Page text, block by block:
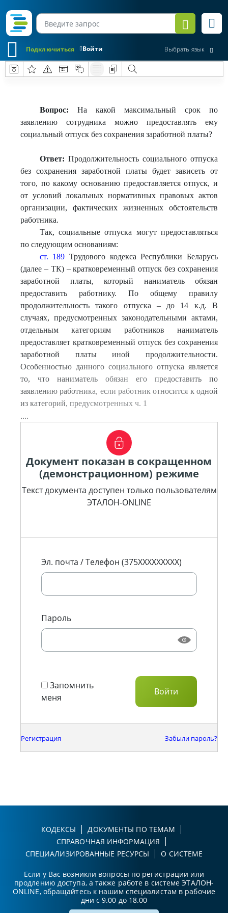
Войти
Подключиться Выбрать язык
Вопрос: На какой максимальный срок по
заявлению сотрудника можно предоставлять ему
социальный отпуск без сохранения заработной платы?
Ответ: Продолжительность социального отпуска
без сохранения заработной платы будет зависеть от
того, по какому основанию предоставляется отпуск, и
от условий локальных нормативных правовых актов
организации, фактических жизненных обстоятельств
работника.
Так, социальные отпуска могут предоставляться
по следующим основаниям:
ст. 189 Трудового кодекса Республики Беларусь
(далее – ТК) – кратковременный отпуск без сохранения
заработной платы, который наниматель обязан
предоставить работнику. По общему правилу
продолжительность такого отпуска – до 14 к.д. В
случаях, предусмотренных законодательными актами,
отдельным категориям работников наниматель
предоставляет кратковременный отпуск без сохранения
заработной платы иной продолжительности.
Особенностью данного социального отпуска является
то, что наниматель обязан его предоставить по
заявлению работника, если работник относится к одной
из категорий, предусмотренных ч. 1
....
Документ показан в сокращенном
(демонстрационном) режиме
Текст документа доступен только пользователям
ЭТАЛОН-ONLINE
Эл. почта / Телефон (375XXXXXXXXX)
Пароль
Запомнить
меня
Регистрация Забыли пароль?
КОДЕКСЫ
ДОКУМЕНТЫ ПО ТЕМАМ
СПРАВОЧНАЯ ИНФОРМАЦИЯ
СПЕЦИАЛИЗИРОВАННЫЕ РЕСУРСЫ
О СИСТЕМЕ
Если у Вас возникли вопросы по регистрации или
продлению доступа, а также работе в системе ЭТАЛОН-
ONLINE, обращайтесь к нашим специалистам в рабочие
дни с 9.00 до 18.00